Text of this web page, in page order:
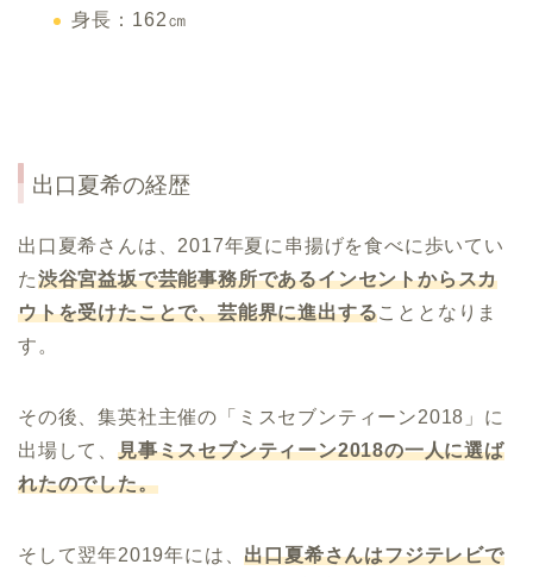
身長：162㎝
出口夏希の経歴
出口夏希さんは、2017年夏に串揚げを食べに歩いてい
た渋谷宮益坂で芸能事務所であるインセントからスカ
ウトを受けたことで、芸能界に進出することとなりま
す。
その後、集英社主催の「ミスセブンティーン2018」に
出場して、 見事ミスセブンティーン2018の一人に選ば
れたのでした。
そして翌年2019年には、出口夏希さんはフジテレビで